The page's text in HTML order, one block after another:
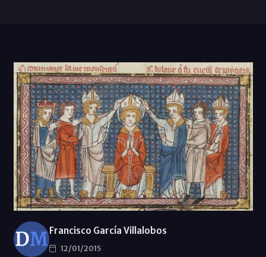
Francisco García Villalobos
12/01/2015